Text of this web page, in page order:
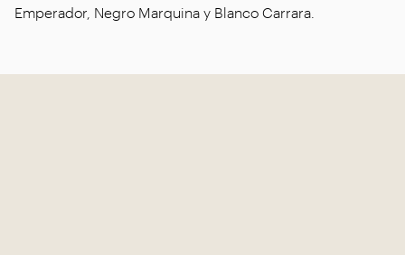
Emperador, Negro Marquina y Blanco Carrara.